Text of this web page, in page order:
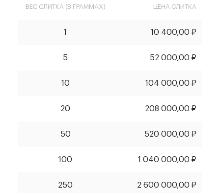
ВЕС СЛИТКА (В ГРАММАХ) ЦЕНА СЛИТКА
1 10 400,00 ₽
5 52 000,00 ₽
10 104 000,00 ₽
20 208 000,00 ₽
50 520 000,00 ₽
100 1 040 000,00 ₽
250 2 600 000,00 ₽